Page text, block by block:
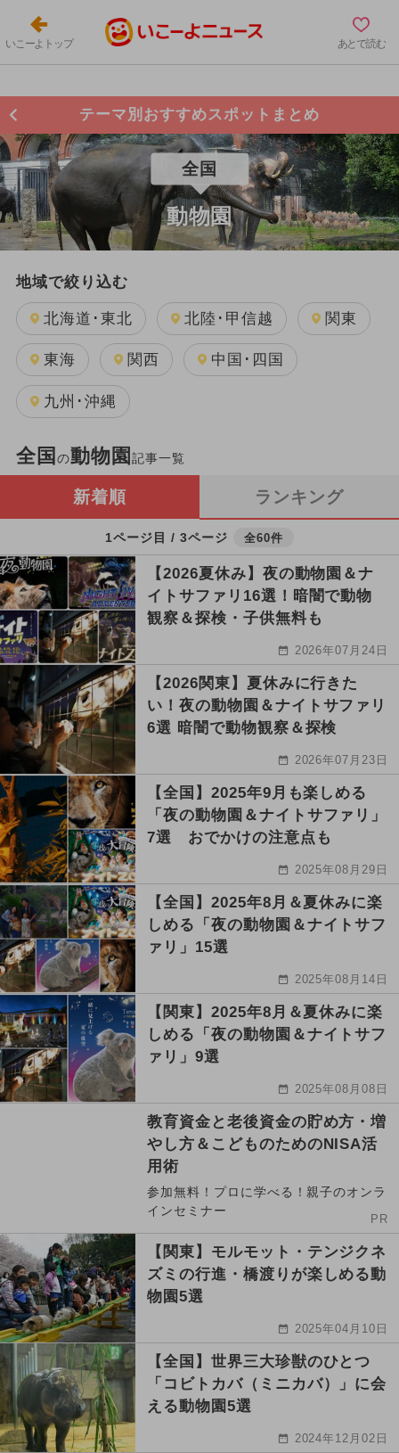
いこーよトップ あとで読む
テーマ別おすすめスポットまとめ
全国
動物園
地域で絞り込む
北海道･東北 北陸･甲信越 関東
東海 関西 中国･四国
九州･沖縄
全国 の動物園 記事一覧
新着順 ランキング
1ページ目 / 3ページ 全60件
【2026夏休み】夜の動物園＆ナ
イトサファリ16選！暗闇で動物
観察＆探検・子供無料も
2026年07月24日
【2026関東】夏休みに行きた
い！夜の動物園＆ナイトサファリ
6選 暗闇で動物観察＆探検
2026年07月23日
【全国】2025年9月も楽しめる
「夜の動物園＆ナイトサファリ」
7選 おでかけの注意点も
2025年08月29日
【全国】2025年8月＆夏休みに楽
しめる「夜の動物園＆ナイトサフ
ァリ」15選
2025年08月14日
【関東】2025年8月＆夏休みに楽
しめる「夜の動物園＆ナイトサフ
ァリ」9選
2025年08月08日
教育資金と老後資金の貯め方・増
やし方＆こどものためのNISA活
用術
参加無料！プロに学べる！親子のオンラ
インセミナー
PR
【関東】モルモット・テンジクネ
ズミの行進・橋渡りが楽しめる動
物園5選
2025年04月10日
【全国】世界三大珍獣のひとつ
「コビトカバ（ミニカバ）」に会
える動物園5選
2024年12月02日